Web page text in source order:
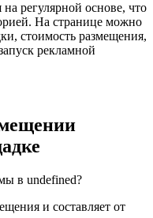
регулярной основе, что
На странице можно
стоимость размещения,
рекламной
в undefined?
и составляет от